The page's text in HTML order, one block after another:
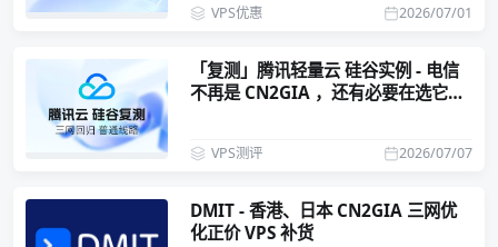
2026/07/01
VPS优惠
「复测」腾讯轻量云 硅谷实例 - 电信
不再是 CN2GIA ，还有必要在选它
2026/07/07
VPS测评
DMIT - 香港、日本 CN2GIA 三网优
化正价 VPS 补货